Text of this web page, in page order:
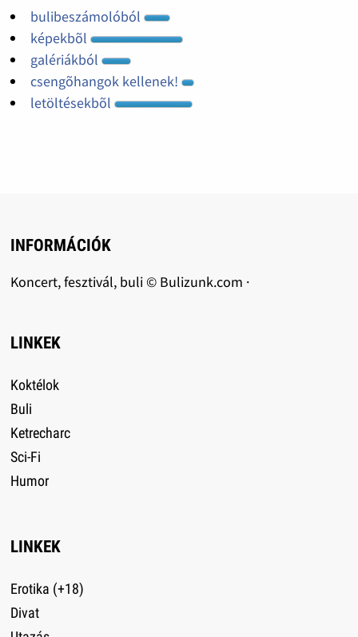
bulibeszámolóból
képekbõl
galériákból
csengõhangok kellenek!
letöltésekbõl
INFORMÁCIÓK
Koncert, fesztivál, buli © Bulizunk.com ·
LINKEK
Koktélok
Buli
Ketrecharc
Sci-Fi
Humor
LINKEK
Erotika (+18)
Divat